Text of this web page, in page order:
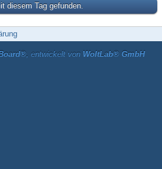
diesem Tag gefunden.
, entwickelt von WoltLab® GmbH